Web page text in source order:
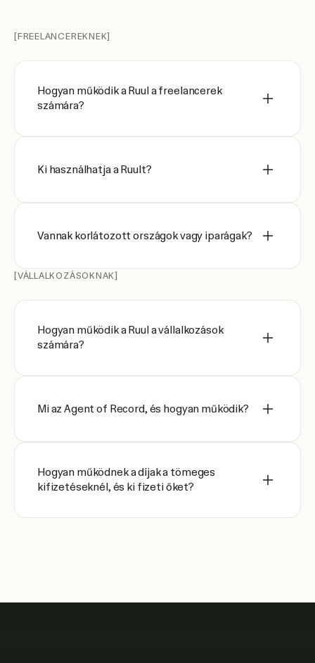
[FREELANCEREKNEK]
Hogyan működik a Ruul a freelancerek
számára?
Ki használhatja a Ruult?
Vannak korlátozott országok vagy iparágak?
[VÁLLALKOZÁSOKNAK]
Hogyan működik a Ruul a vállalkozások
számára?
Mi az Agent of Record, és hogyan működik?
Hogyan működnek a díjak a tömeges
kifizetéseknél, és ki fizeti őket?